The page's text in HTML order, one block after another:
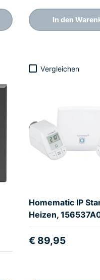
In den
Vergleichen
Homematic IP
Heizen,
€ 89,95